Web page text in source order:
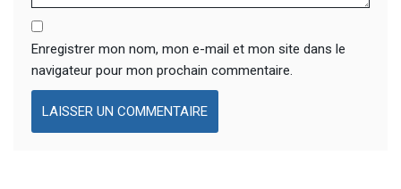
Enregistrer mon nom, mon e-mail et mon site dans le
navigateur pour mon prochain commentaire.